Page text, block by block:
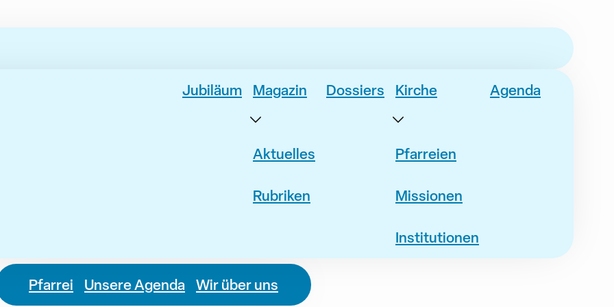
Jubiläum Magazin
Aktuelles
Rubriken
Dossiers Kirche
Pfarreien
Missionen
Institutionen
Agenda
Pfarrei Unsere Agenda Wir über uns